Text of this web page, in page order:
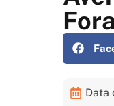
Fora
Data